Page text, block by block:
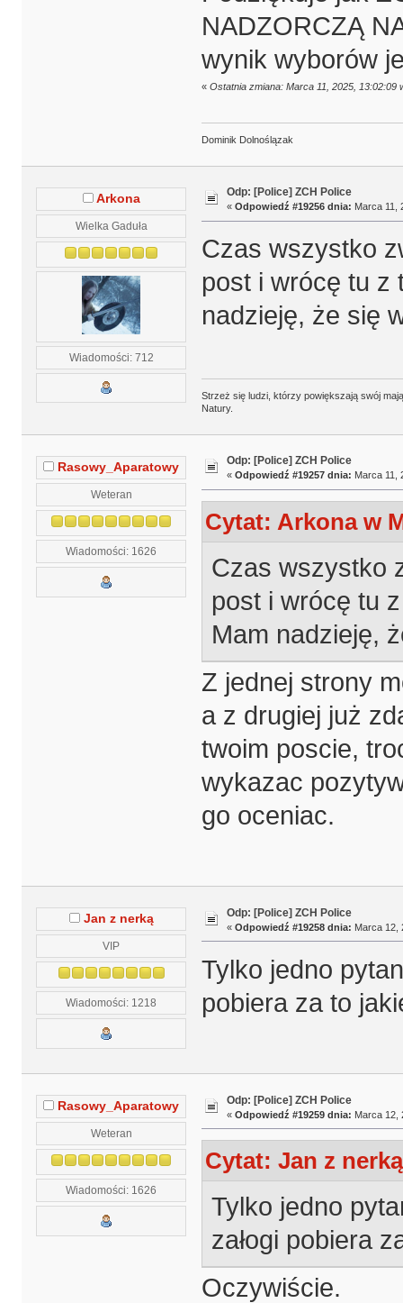
NADZORCZĄ
wynik wyborów
« Ostatnia zmiana: Marca 11, 2025, 13:02:09
Dominik Dolnoślązak
Arkona
Wielka Gaduła
Wiadomości: 712
Odp: [Police] ZCH Police
« Odpowiedź #19256 dnia: Marca 11,
Czas wszystko
post i wrócę tu z
nadzieję, że się
Strzeż się ludzi, którzy powiększają swój
Natury.
Rasowy_Aparatowy
Weteran
Wiadomości: 1626
Odp: [Police] ZCH Police
« Odpowiedź #19257 dnia: Marca 11,
Cytat: Arkona w
Czas wszystko
post i wrócę tu
Mam nadzieję,
Z jednej strony
a z drugiej już
twoim poscie,
wykazac
go oceniac.
Jan z nerką
VIP
Wiadomości: 1218
Odp: [Police] ZCH Police
« Odpowiedź #19258 dnia: Marca 12,
Tylko jedno
pobiera za to
Rasowy_Aparatowy
Weteran
Wiadomości: 1626
Odp: [Police] ZCH Police
« Odpowiedź #19259 dnia: Marca 12,
Cytat: Jan z
Tylko jedno
załogi pobiera
Oczywiście.